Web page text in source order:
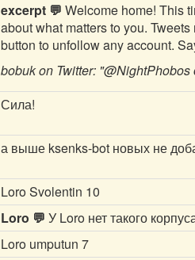
excerpt 💬 Welcome home! This
about what matters to you.
button to unfollow any account.
bobuk on Twitter: "@NightPhobos
Сила!
а выше ksenks-bot новых не
Loro Svolentin 10
Loro 💬 У Loro нет такого
Loro umputun 7